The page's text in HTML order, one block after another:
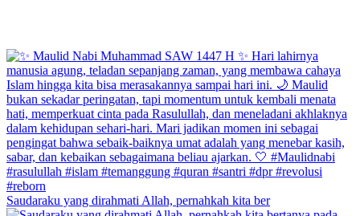
Saudaraku yang dirahmati Allah, pernahkah kita ber